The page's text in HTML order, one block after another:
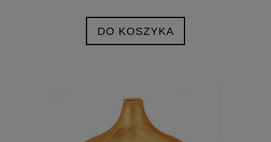
DO KOSZYKA